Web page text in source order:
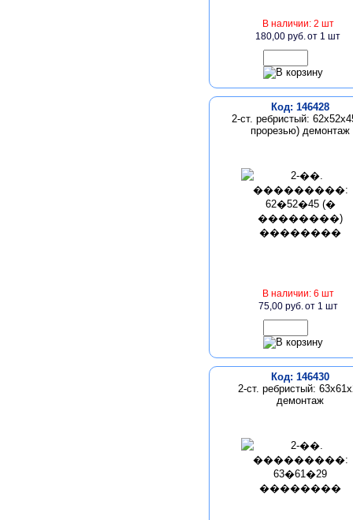
В наличии: 2 шт
180,00 руб.от 1 шт
Код: 146428
2-ст. ребристый:
прорезью) демонтаж
В наличии: 6 шт
75,00 руб.от 1 шт
Код: 146430
2-ст. ребристый:
демонтаж